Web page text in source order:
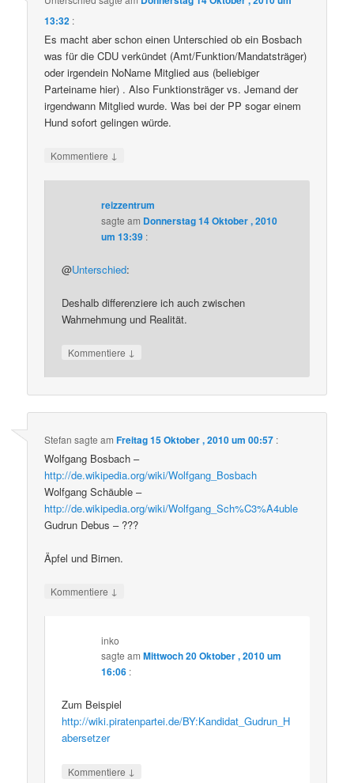
13:32 :
Es macht aber schon einen Unterschied ob ein Bosbach
was für die CDU verkündet (Amt/Funktion/Mandatsträger)
oder irgendein NoName Mitglied aus (beliebiger
Parteiname hier) . Also Funktionsträger vs. Jemand der
irgendwann Mitglied wurde. Was bei der PP sogar einem
Hund sofort gelingen würde.
Kommentiere ↓
reizzentrum
sagte am Donnerstag 14 Oktober , 2010
um 13:39 :
@Unterschied:
Deshalb differenziere ich auch zwischen
Wahrnehmung und Realität.
Kommentiere ↓
Stefan sagte amFreitag 15 Oktober , 2010 um 00:57 :
Wolfgang Bosbach –
http://de.wikipedia.org/wiki/Wolfgang_Bosbach
Wolfgang Schäuble –
http://de.wikipedia.org/wiki/Wolfgang_Sch%C3%A4uble
Gudrun Debus – ???
Äpfel und Birnen.
Kommentiere ↓
inko
sagte amMittwoch 20 Oktober , 2010 um
16:06 :
Zum Beispiel
http://wiki.piratenpartei.de/BY:Kandidat_Gudrun_H
abersetzer
Kommentiere ↓